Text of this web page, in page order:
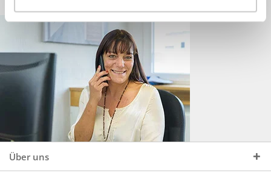
Über uns